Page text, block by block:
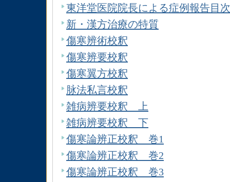
東洋堂医院院長による症例報告目
新・漢方治療の特質
傷寒辨術校釈
傷寒辨要校釈
傷寒翼方校釈
脉法私言校釈
雑病辨要校釈 上
雑病辨要校釈 下
傷寒論辨正校釈 巻1
傷寒論辨正校釈 巻2
傷寒論辨正校釈 巻3